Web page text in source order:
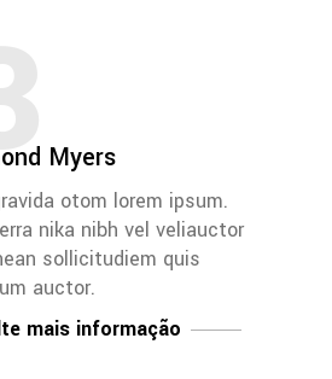
Myers
otom lorem ipsum.
nika nibh vel veliauctor
sollicitudiem quis
auctor.
mais informação